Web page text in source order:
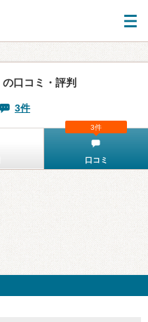
の口コミ・評判
3件
口コミ
3件